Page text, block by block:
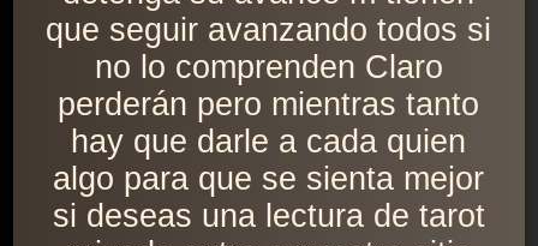
que seguir avanzando todos si
no lo comprenden Claro
perderán pero mientras tanto
hay que darle a cada quien
algo para que se sienta mejor
si deseas una lectura de tarot